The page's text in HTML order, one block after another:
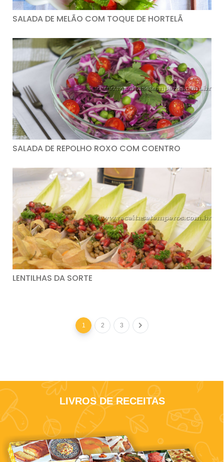
SALADA DE MELÃO COM TOQUE DE HORTELÃ
SALADA DE REPOLHO ROXO COM COENTRO
LENTILHAS DA SORTE
1 2 3
LIVROS DE RECEITAS